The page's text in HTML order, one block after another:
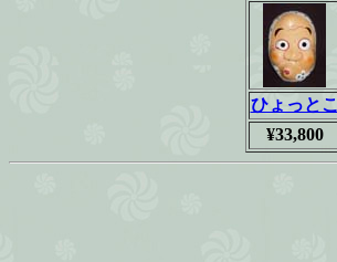
ひょっとこ
¥33,800